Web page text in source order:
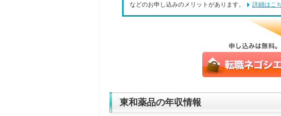
などのお申し込みのメリットがあります。 詳細はこ
東和薬品の年収情報